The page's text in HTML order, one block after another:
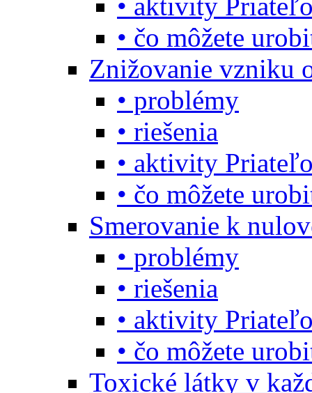
• čo môžete
Znižovanie vzniku
• problémy
• riešenia
• aktivity
• čo môžete
Smerovanie k
• problémy
• riešenia
• aktivity
• čo môžete
Toxické látky v